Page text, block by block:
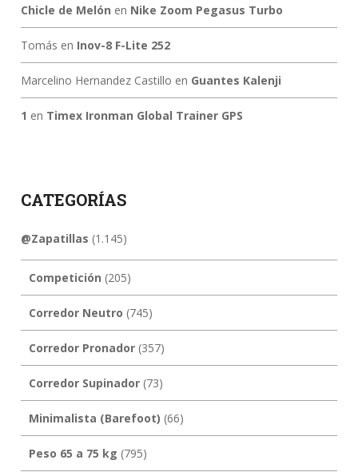
Chicle de Melón en Nike Zoom Pegasus Turbo
Tomás en Inov-8 F-Lite 252
Marcelino Hernandez Castillo en Guantes Kalenji
1 en Timex Ironman Global Trainer GPS
CATEGORÍAS
@Zapatillas (1.145)
Competición (205)
Corredor Neutro (745)
Corredor Pronador(357)
Corredor Supinador(73)
Minimalista (Barefoot) (66)
Peso 65 a 75 kg (795)